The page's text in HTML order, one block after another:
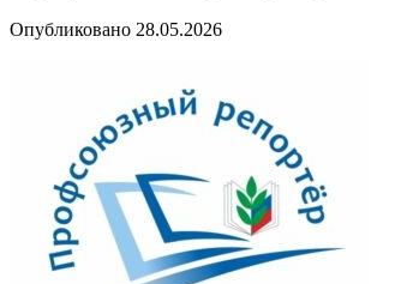
Опубликовано 28.05.2026